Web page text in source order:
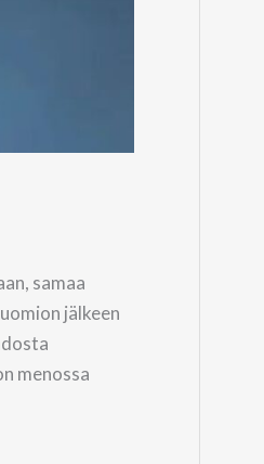
samaa
jälkeen
menossa